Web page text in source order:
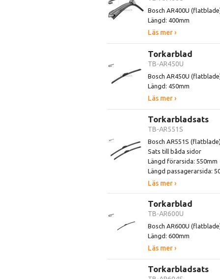
Bosch AR400U
Längd: 400mm
Läs mer ›
Torkarblad
TB-AR450U
Bosch AR450U
Längd: 450mm
Läs mer ›
Torkarbladsats
TB-AR551S
Bosch AR551S
Sats till båda sidor
Längd förarsida: 550mm
Längd passagerarsida:
Läs mer ›
Torkarblad
TB-AR600U
Bosch AR600U
Längd: 600mm
Läs mer ›
Torkarbladsats